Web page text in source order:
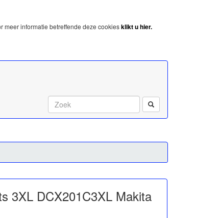
meer informatie betreffende deze cookiesklikt u hier.
3XL DCX201C3XL Makita